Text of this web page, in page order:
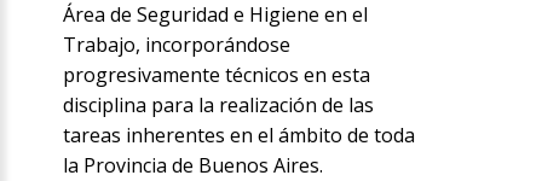
Área de Seguridad e Higiene en el
Trabajo, incorporándose
progresivamente técnicos en esta
disciplina para la realización de las
tareas inherentes en el ámbito de toda
la Provincia de Buenos Aires.